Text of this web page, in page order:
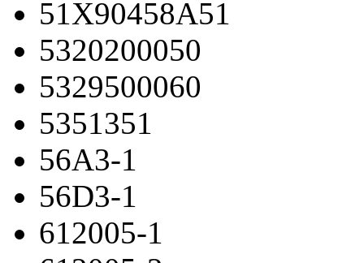
51X90458A51
5320200050
5329500060
5351351
56A3-1
56D3-1
612005-1